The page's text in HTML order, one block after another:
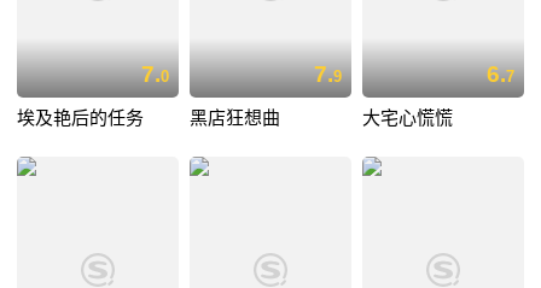
7.0
埃及艳后的任务
7.9
黑店狂想曲
6.7
大宅心慌慌